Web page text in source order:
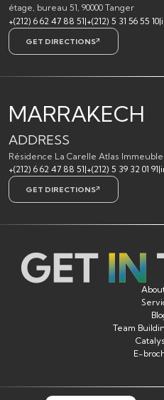
étage, bureau 51, 90000 Tanger
+(212) 6 62 47 88 51|+(212) 5 31 56 55 10|
GET DIRECTIONS
MARRAKECH
ADDRESS
Résidence La Carelle Atlas Immeuble
+(212) 6 62 47 88 51|+(212) 5 39 32 01 91|
GET DIRECTIONS
Team
E-